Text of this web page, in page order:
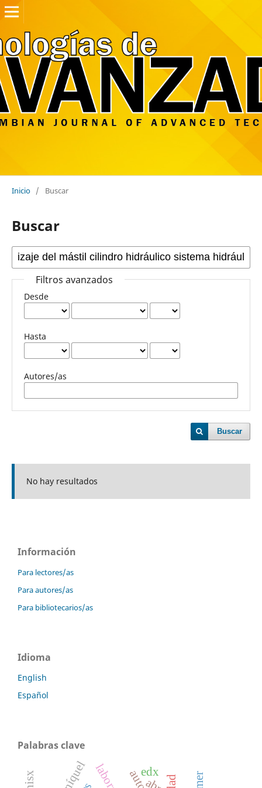
Inicio / Buscar
Buscar
Filtros avanzados
Desde
Hasta
Autores/as
Buscar
No hay resultados
Información
Para lectores/as
Para autores/as
Para bibliotecarios/as
Idioma
English
Español
Palabras clave
edx